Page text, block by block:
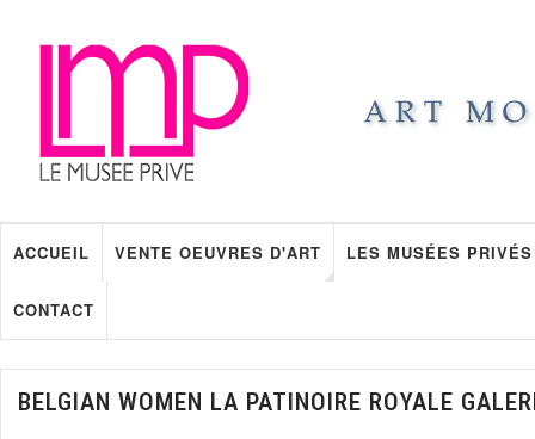
ACCUEIL VENTE OEUVRES D'ART LES MUSÉES PRIVÉS
CONTACT
BELGIAN WOMEN LA PATINOIRE ROYALE